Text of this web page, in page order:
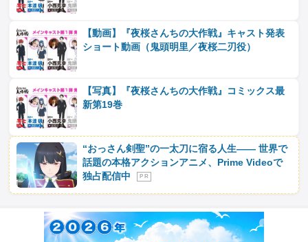
【動画】『夜桜さんちの大作戦』キャスト発表
ショート動画（鬼頭明里／夜桜二刃役）
【写真】『夜桜さんちの大作戦』コミックス最
新第19巻
“おっさん剣聖”の一太刀に宿る人生―― 世界で
話題の本格アクションアニメ、Prime Videoで
独占配信中
P R